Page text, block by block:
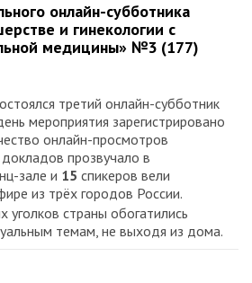
онлайн-субботника
и гинекологии с
медицины» №3 (177)
третий онлайн-субботник
мероприятия зарегистрировано
онлайн-просмотров
докладов прозвучало в
зале и 15 спикеров вели
из трёх городов России.
уголков страны обогатились
темам, не выходя из дома.